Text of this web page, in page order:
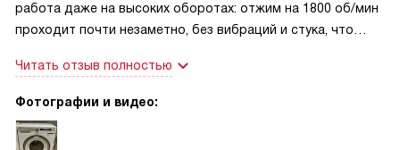
работа даже на высоких оборотах: отжим на 1800 об/мин
проходит почти незаметно, без вибраций и стука, что
энергоэффективность класса А+++: даже при частом
использовании счета за электричество не «пугают». Очень
типов тканей: от джинсов и постельного белья до шерсти
Читать отзыв полностью
Фотографии и видео: